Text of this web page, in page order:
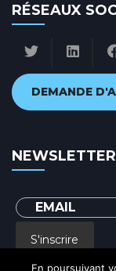
RÉSEAUX
DEMANDE
NEWSLETTER
S'inscrire
En poursuivant